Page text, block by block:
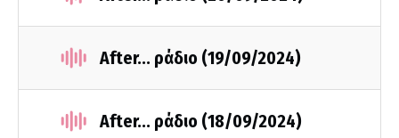
After... ράδιο (19/09/2024)
After... ράδιο (18/09/2024)